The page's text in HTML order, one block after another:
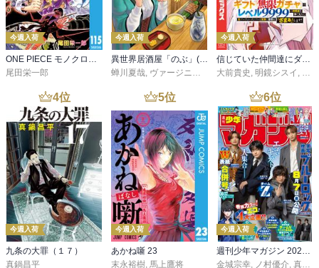
今週入荷
ONE PIECE モノクロ版 115
尾田栄一郎
今週入荷
異世界居酒屋「のぶ」(22)
蝉川夏哉, ヴァージニア二等兵 ,転
今週入荷
信じていた仲間達にダンジョン奥地で殺されかけたがギフト『無限ガチャ』でレベル９９９９の仲間達を手に入れて元パーティーメンバーと世界に復讐＆『ざまぁ！』します！（２３）
大前貴史 , 明鏡シスイ , ｔ
4位
今週入荷
九条の大罪（１７）
真鍋昌平
5位
今週入荷
あかね噺 23
末永裕樹, 馬上鷹将
6位
今週入荷
週刊少年マガジン 2026年36・37号[2026年8月5日発売]
金城宗幸, ノ村優介, 真島ヒロ